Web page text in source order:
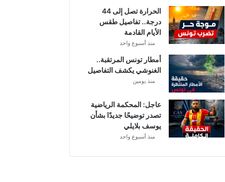
ا
ل
م
ع
ي
ة
الحرارة تصل إلى 44
درجة.. تفاصيل طقس
الأيام القادمة
منذ أسبوع واحد
أمطار تونس المرتقبة..
الغنوشي يكشف التفاصيل
منذ يومين
عاجل: المحكمة الرياضية
تصدر توضيحًا جديدًا بشأن
يوسف بلايلي
منذ أسبوع واحد